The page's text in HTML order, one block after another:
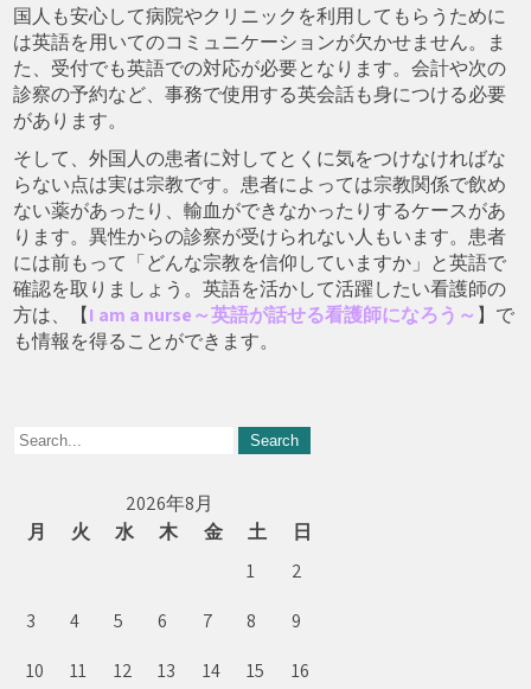
国人も安心して病院やクリニックを利用してもらうために
は英語を用いてのコミュニケーションが欠かせません。ま
た、受付でも英語での対応が必要となります。会計や次の
診察の予約など、事務で使用する英会話も身につける必要
があります。
そして、外国人の患者に対してとくに気をつけなければな
らない点は実は宗教です。患者によっては宗教関係で飲め
ない薬があったり、輸血ができなかったりするケースがあ
ります。異性からの診察が受けられない人もいます。患者
には前もって「どんな宗教を信仰していますか」と英語で
確認を取りましょう。英語を活かして活躍したい看護師の
方は、【I am a nurse～英語が話せる看護師になろう～ 】で
も情報を得ることができます。
2026年8月
月
火 水 木 金 土
日
1
2
3
4 5 6 7 8
9
10
11 12 13 14 15
16